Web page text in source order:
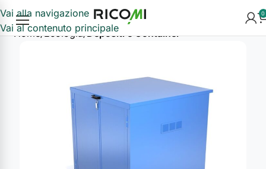
Vai alla navigazione
Vai al contenuto principale
0
Home Ecologia Depositi e Container